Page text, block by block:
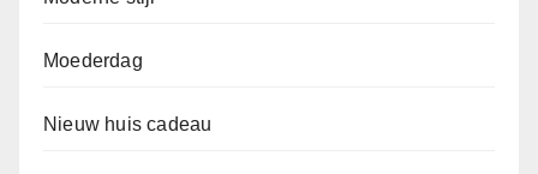
Moederdag
Nieuw huis cadeau